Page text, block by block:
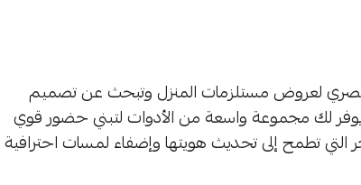
البصري لعروض مستلزمات المنزل وتبحث عن تصميم
لك مجموعة واسعة من الأدوات لتبني حضور قوي
التي تطمح إلى تحديث هويتها وإضفاء لمسات احترافية